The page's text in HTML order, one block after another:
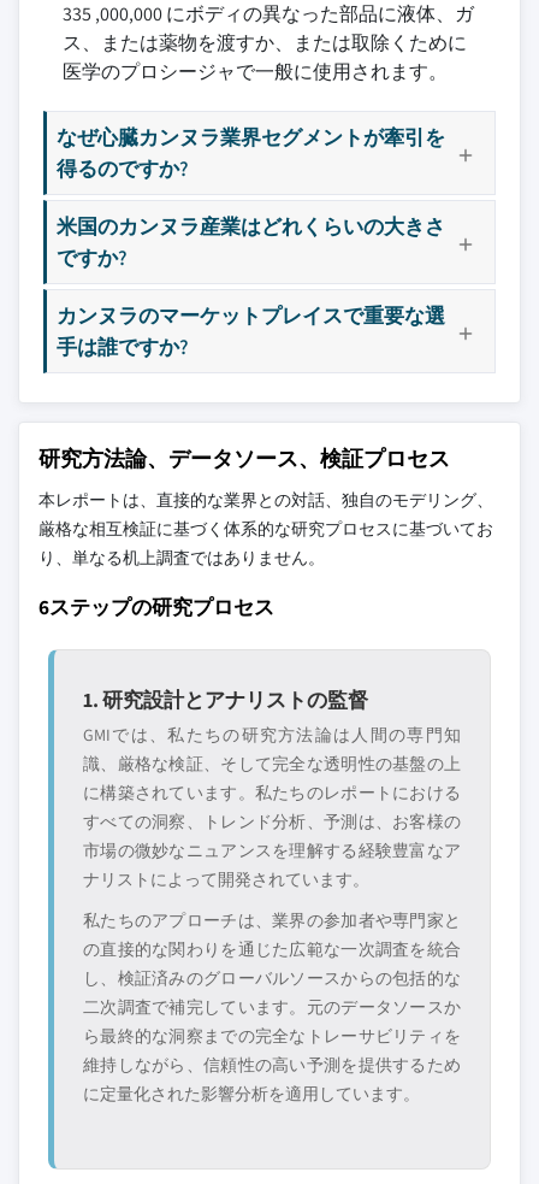
335 ,000,000 にボディの異なった部品に液体、ガ
ス、または薬物を渡すか、または取除くために
医学のプロシージャで一般に使用されます。
なぜ心臓カンヌラ業界セグメントが牽引を
得るのですか?
米国のカンヌラ産業はどれくらいの大きさ
ですか?
カンヌラのマーケットプレイスで重要な選
手は誰ですか?
研究方法論、データソース、検証プロセス
本レポートは、直接的な業界との対話、独自のモデリング、
厳格な相互検証に基づく体系的な研究プロセスに基づいてお
り、単なる机上調査ではありません。
6ステップの研究プロセス
1. 研究設計とアナリストの監督
GMIでは、私たちの研究方法論は人間の専門知
識、厳格な検証、そして完全な透明性の基盤の上
に構築されています。私たちのレポートにおける
すべての洞察、トレンド分析、予測は、お客様の
市場の微妙なニュアンスを理解する経験豊富なア
ナリストによって開発されています。
私たちのアプローチは、業界の参加者や専門家と
の直接的な関わりを通じた広範な一次調査を統合
し、検証済みのグローバルソースからの包括的な
二次調査で補完しています。元のデータソースか
ら最終的な洞察までの完全なトレーサビリティを
維持しながら、信頼性の高い予測を提供するため
に定量化された影響分析を適用しています。